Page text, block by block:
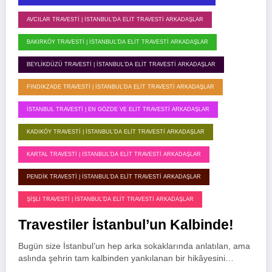
AVCILAR TRAVESTI | İSTANBUL’DA ELIT TRAVESTI ARKADAŞLAR
BAKIRKÖY TRAVESTI | İSTANBUL’DA ELIT TRAVESTI ARKADAŞLAR
BEYLIKDÜZÜ TRAVESTI | İSTANBUL’DA ELIT TRAVESTI ARKADAŞLAR
FINDIKZADE TRAVESTI | İSTANBUL’DA ELIT TRAVESTI ARKADAŞLAR
İSTANBUL TRAVESTI | EN GÖZDE VE ELIT TRAVESTI ARKADAŞLAR
KADIKÖY TRAVESTI | İSTANBUL’DA ELIT TRAVESTI ARKADAŞLAR
KARTAL TRAVESTI | İSTANBUL’DA ELIT TRAVESTI ARKADAŞLAR
PENDIK TRAVESTI | İSTANBUL’DA ELIT TRAVESTI ARKADAŞLAR
ŞIŞLI TRAVESTI | İSTANBUL'DA ELIT TRAVESTI ARKADAŞLAR
Travestiler İstanbul’un Kalbinde!
Bugün size İstanbul’un hep arka sokaklarında anlatılan, ama
aslında şehrin tam kalbinden yankılanan bir hikâyesini…